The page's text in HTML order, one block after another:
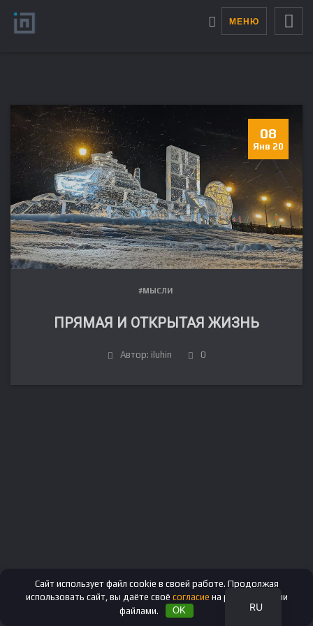
МЕНЮ
08
Янв 20
#МЫСЛИ
ПРЯМАЯ И ОТКРЫТАЯ ЖИЗНЬ
Автор: iluhin 0
RU
EN
Сайт использует файл cookie в своей работе. Продолжая
использовать сайт, вы даёте своё согласие на работу с этими
файлами.
OK